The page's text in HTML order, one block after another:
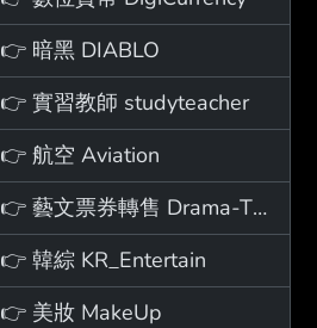
👉 暗黑 DIABLO
👉 實習教師 studyteacher
👉 航空 Aviation
👉 藝文票券轉售 Drama-Ticket
👉 韓綜 KR_Entertain
👉 美妝 MakeUp